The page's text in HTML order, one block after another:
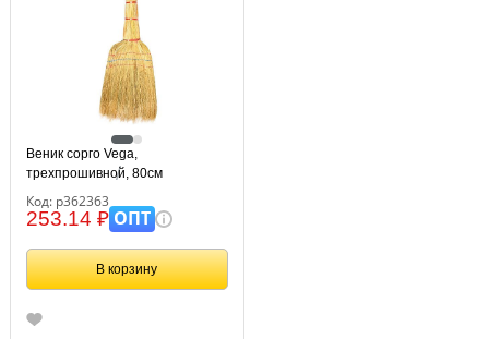
Веник сорго Vega,
трехпрошивной, 80см
Код: р362363
253.14 ₽ОПТ
В корзину